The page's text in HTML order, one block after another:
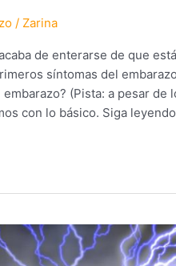
/ Zarina
de enterarse de que
síntomas del
(Pista: a pesar
con lo básico. Siga